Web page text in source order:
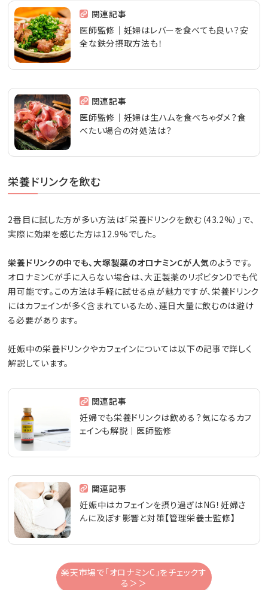
関連記事
医師監修｜妊婦はレバーを食べても良い？安
全な鉄分摂取方法も！
関連記事
医師監修｜妊婦は生ハムを食べちゃダメ？食
べたい場合の対処法は？
栄養ドリンクを飲む
2番目に試した方が多い方法は「栄養ドリンクを飲む（43.2%）」で、
実際に効果を感じた方は12.9%でした。
栄養ドリンクの中でも、大塚製薬のオロナミンCが人気のようです。
オロナミンCが手に入らない場合は、大正製薬のリポビタンDでも代
用可能です。この方法は手軽に試せる点が魅力ですが、栄養ドリンク
にはカフェインが多く含まれているため、連日大量に飲むのは避け
る必要があります。
妊娠中の栄養ドリンクやカフェインについては以下の記事で詳しく
解説しています。
関連記事
妊婦でも栄養ドリンクは飲める？気になるカフ
ェインも解説｜医師監修
関連記事
妊娠中はカフェインを摂り過ぎはNG！妊婦さ
んに及ぼす影響と対策【管理栄養士監修】
楽天市場で「オロナミンC」をチェックす
る＞＞